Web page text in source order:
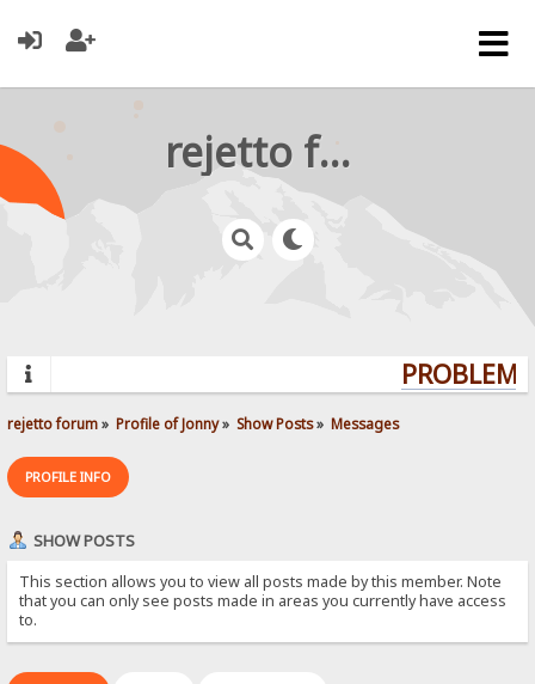
rejetto forum
rejetto forum» Profile of Jonny» Show Posts» Messages
PROFILE INFO
SHOW POSTS
This section allows you to view all posts made by this member. Note
that you can only see posts made in areas you currently have access
to.